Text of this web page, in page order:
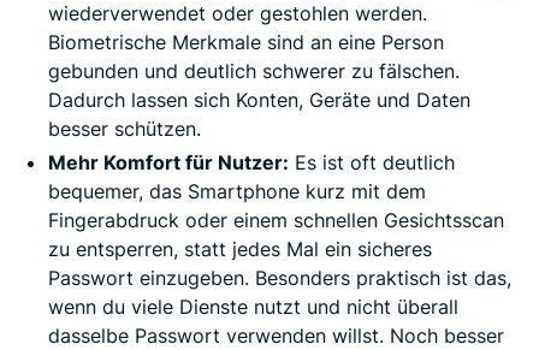
wiederverwendet oder gestohlen werden.
Biometrische Merkmale sind an eine Person
gebunden und deutlich schwerer zu fälschen.
Dadurch lassen sich Konten, Geräte und Daten
besser schützen.
Mehr Komfort für Nutzer: Es ist oft deutlich
bequemer, das Smartphone kurz mit dem
Fingerabdruck oder einem schnellen Gesichtsscan
zu entsperren, statt jedes Mal ein sicheres
Passwort einzugeben. Besonders praktisch ist das,
wenn du viele Dienste nutzt und nicht überall
dasselbe Passwort verwenden willst. Noch besser